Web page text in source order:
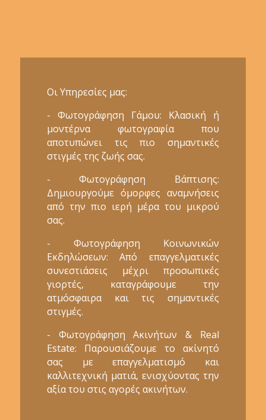
Οι Υπηρεσίες μας:
- Φωτογράφηση Γάμου: Κλασική ή
μοντέρνα φωτογραφία που
αποτυπώνει τις πιο σημαντικές
στιγμές της ζωής σας.
- Φωτογράφηση Βάπτισης:
Δημιουργούμε όμορφες αναμνήσεις
από την πιο ιερή μέρα του μικρού
σας.
- Φωτογράφηση Κοινωνικών
Εκδηλώσεων: Από επαγγελματικές
συνεστιάσεις μέχρι προσωπικές
γιορτές, καταγράφουμε την
ατμόσφαιρα και τις σημαντικές
στιγμές.
- Φωτογράφηση Ακινήτων & Real
Estate: Παρουσιάζουμε το ακίνητό
σας με επαγγελματισμό και
καλλιτεχνική ματιά, ενισχύοντας την
αξία του στις αγορές ακινήτων.